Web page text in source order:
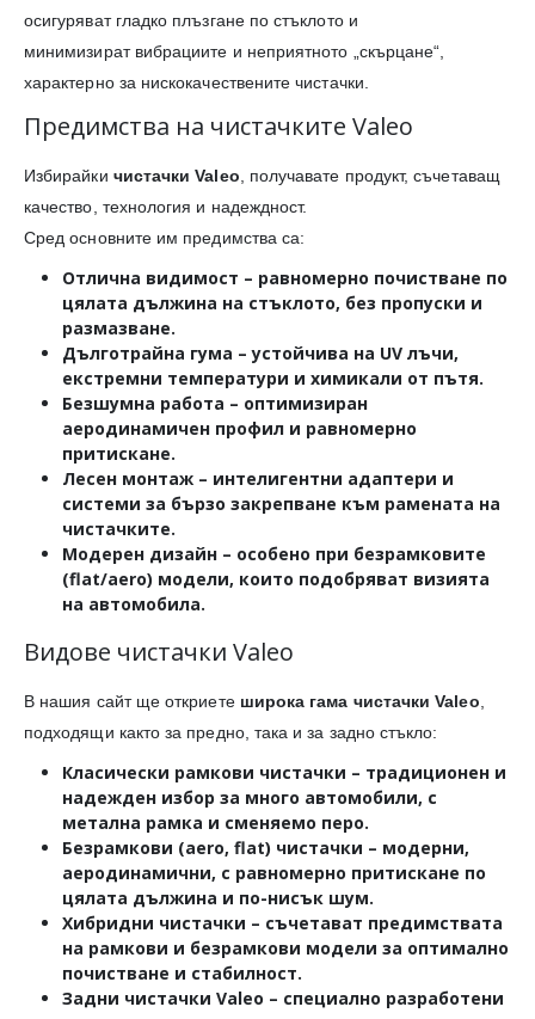
осигуряват гладко плъзгане по стъклото и
минимизират вибрациите и неприятното „скърцане“,
характерно за нискокачествените чистачки.
Предимства на чистачките Valeo
Избирайки чистачки Valeo , получавате продукт, съчетаващ
качество, технология и надеждност.
Сред основните им предимства са:
Отлична видимост – равномерно почистване по
цялата дължина на стъклото, без пропуски и
размазване.
Дълготрайна гума – устойчива на UV лъчи,
екстремни температури и химикали от пътя.
Безшумна работа – оптимизиран
аеродинамичен профил и равномерно
притискане.
Лесен монтаж – интелигентни адаптери и
системи за бързо закрепване към рамената на
чистачките.
Модерен дизайн – особено при безрамковите
(flat/aero) модели, които подобряват визията
на автомобила.
Видове чистачки Valeo
В нашия сайт ще откриете широка гама чистачки Valeo
подходящи както за предно, така и за задно стъкло:
Класически рамкови чистачки – традиционен и
надежден избор за много автомобили, с
метална рамка и сменяемо перо.
Безрамкови (aero, flat) чистачки – модерни,
аеродинамични, с равномерно притискане по
цялата дължина и по-нисък шум.
Хибридни чистачки – съчетават предимствата
на рамкови и безрамкови модели за оптимално
почистване и стабилност.
Задни чистачки Valeo – специално разработени